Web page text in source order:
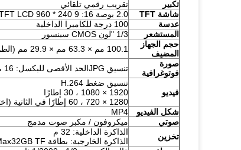
تكبير
تقريب رقمي تلقائي
شاشة TFT
2.0 بوصة 16: 9 TFT LCD 960 * 240
عدسة
100 درجة للكاميرا الداخلية
المستشعر
1/3 "لون CMOS سينسور
حجم الجهاز
المضيف
100.1 مم × 63.3 مم × 29.9 مم (الطول * العرض * الارتفاع)
صورة
فوتوغرافية
تنسيق JPGالحد الأقصى للبكسل: 16 ميجا بيكسل
فيديو
تنسيق ضغط H.264
1920 × 1080 ، 30 إطارًا
1280 × 720 ، 60 إطارًا في الثانية (اختياري في الجهاز المضيف)
شكل الفيديو
MP4
صوتي
ميكروفون / مكبر صوت مدمج
تخزين
الذاكرة الداخلية: 32 م
الذاكرة الخارجية: بطاقة Max32GB TF